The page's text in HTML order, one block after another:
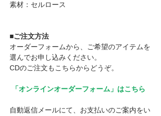
素材：セルロース
■ご注文方法
オーダーフォームから、ご希望のアイテムを
選んでお申し込みください。
CDのご注文もこちらからどうぞ。
「オンラインオーダーフォーム」はこちら
自動返信メールにて、お支払いのご案内をい